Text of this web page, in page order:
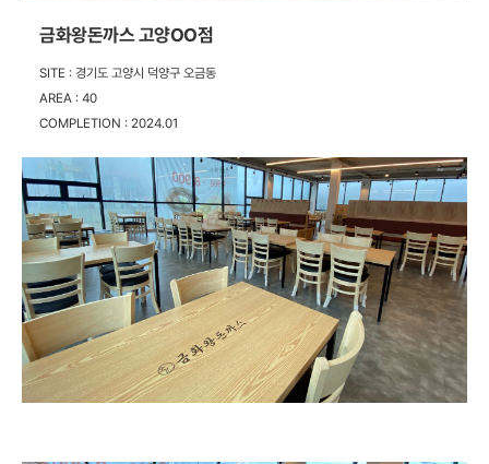
금화왕돈까스 고양OO점
SITE : 경기도 고양시 덕양구 오금동
AREA : 40
COMPLETION : 2024.01